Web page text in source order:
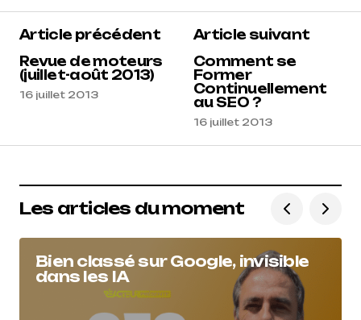
Article précédent
Revue de moteurs
(juillet-août 2013)
16 juillet 2013
Article suivant
Comment se
Former
Continuellement
au SEO ?
16 juillet 2013
Les articles du moment
Bien classé sur Google, invisible
dans les IA